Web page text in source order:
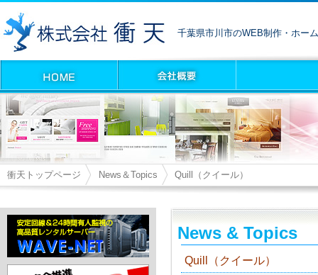
千葉県市川市のWEB制作・ホー
衝天トップページ News＆Topics Quill（クイール）
News & Topics
Quill（クイール）